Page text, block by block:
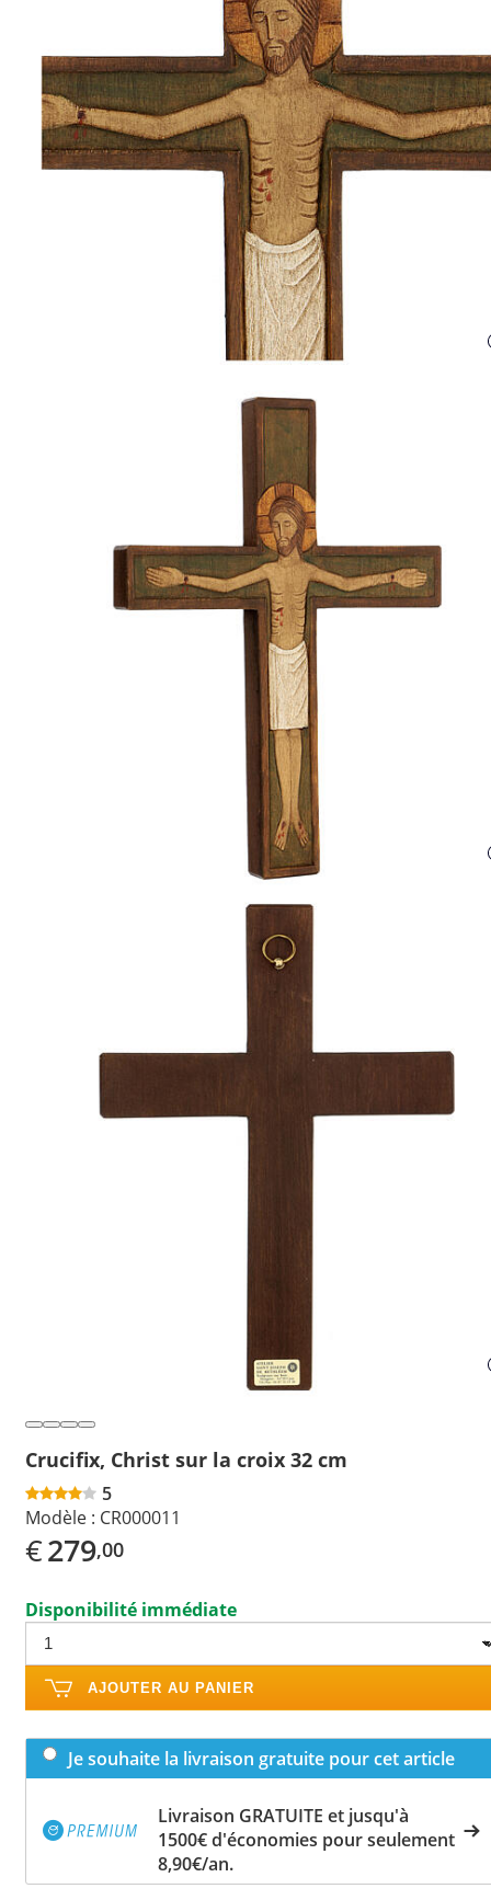
Crucifix, Christ sur la croix 32 cm
5
Modèle : CR000011
€279,00
Disponibilité immédiate
AJOUTER AU PANIER
Je souhaite la livraison gratuite pour cet article
Livraison GRATUITE et jusqu'à
1500€ d'économies pour seulement
8,90€/an.